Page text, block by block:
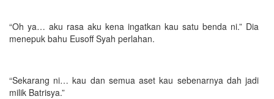
“Oh ya… aku rasa aku kena ingatkan kau satu benda ni.” Dia
menepuk bahu Eusoff Syah perlahan.
“Sekarang ni… kau dan semua aset kau sebenarnya dah jadi
milik Batrisya.”